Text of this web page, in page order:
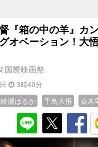
『箱の中の羊』カ
オベーション！大
国際映画祭
3時40分
綾瀬はるか 千鳥大悟 桒木